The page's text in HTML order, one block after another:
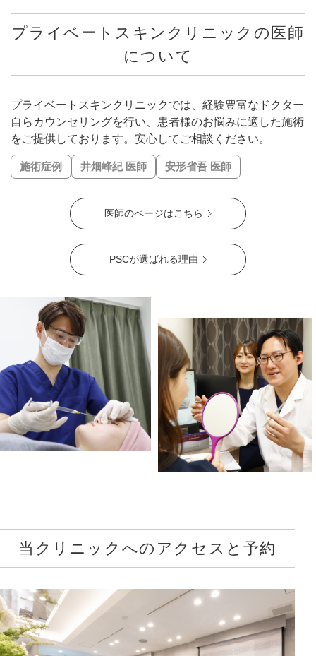
#輪郭の凹凸を解消
#毛穴解消
#下膨れ解消
#忘れ鼻に
#お顔の引き締め
#二重顎を解消
#エラ張り解消
#唇の縦ジワ解消
#人中短縮 #口横ポニョ解消
#鼻を高く
#肝斑解消
#自然な二重幅 #梅干しジワ解消
#くすみ改善
#シミ解消
#表情ジワ解消 #鼻柱を下げる
#鼻先を細く
#肌の赤みを解消
#皮脂トラブル改善
#凹凸のないなめらかな肌に
#肌ツヤアップ #美白
#頬コケをふっくら
#おでこのシワ解消
#鼻先の丸み解消
#おでこの横ジワ解消
#他の施術と併用可
#肌の鎮静
#くっきりした目元
#ニキビ跡改善
#笑いジワ解消
#蒙古襞解消
#青クマ改善
#ちりめんジワ改善
#色素沈着改善
#ニキビ改善 #赤ら顔を解消
#鼻筋を直線に
#酒さ改善
#首のたるみ解消
#おちょぼ口解消
#下ぶくれ解消
#お顔の赤み解消
#口元のシワ解消
#目を大きく見せる
#色素沈着を改善
#顎下のたるみ解消
#クレーター肌改善
#蒙古襞を解消
#尖った鼻先に
#小鼻の広がりを解消
#隠れジミも解消
プライベートスキンクリニックの医師
について
プライベートスキンクリニックでは、経験豊富なドクター
自らカウンセリングを行い、患者様のお悩みに適した施術
をご提供しております。安心してご相談ください。
施術症例 井畑峰紀 医師 安形省吾 医師
医師のページはこちら
PSCが選ばれる理由
当クリニックへのアクセスと予約